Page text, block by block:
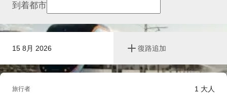
15 8月 2026 復路追加
到着都市
旅行者 1 大人